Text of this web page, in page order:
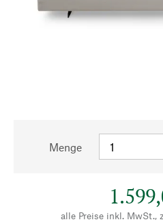
Menge
alle Preise inkl. MwSt.,